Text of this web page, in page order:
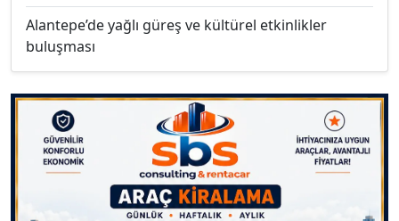
Alantepe’de yağlı güreş ve kültürel etkinlikler
buluşması